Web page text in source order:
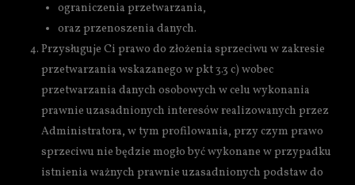
ograniczenia przetwarzania,
oraz przenoszenia danych.
Przysługuje Ci prawo do złożenia sprzeciwu w zakresie
przetwarzania wskazanego w pkt 3.3 c) wobec
przetwarzania danych osobowych w celu wykonania
prawnie uzasadnionych interesów realizowanych przez
Administratora, w tym profilowania, przy czym prawo
sprzeciwu nie będzie mogło być wykonane w przypadku
istnienia ważnych prawnie uzasadnionych podstaw do